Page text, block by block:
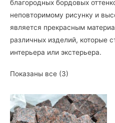
благородных бордовых
неповторимому рисунку и
является прекрасным
различных изделий, которые
интерьера или экстерьера.
Показаны все (3)